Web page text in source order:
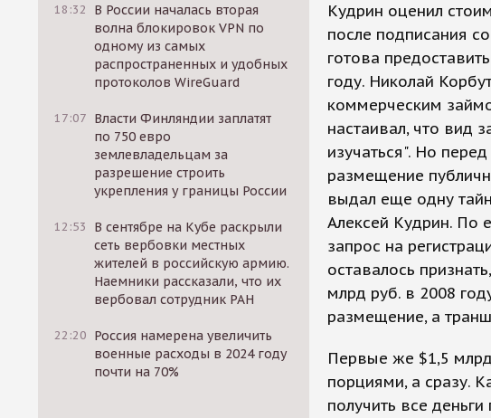
18:32
В России началась вторая
волна блокировок VPN по
одному из самых
распространенных и удобных
протоколов WireGuard
17:07 Власти Финляндии заплатят
по 750 евро
землевладельцам за
разрешение строить
укрепления у границы России
12:53
В сентябре на Кубе раскрыли
сеть вербовки местных
жителей в российскую армию.
Наемники рассказали, что их
вербовал сотрудник РАН
22:20 Россия намерена увеличить
военные расходы в 2024 году
почти на 70%
Кудрин оценил
после подписания
готова
году. Николай
коммерческим
настаивал, что вид
изучаться". Но
размещение
выдал еще одну
Алексей Кудрин. По
запрос на
оставалось
млрд руб. в 2008
размещение, а
Первые же $1,5
порциями, а сразу.
получить все